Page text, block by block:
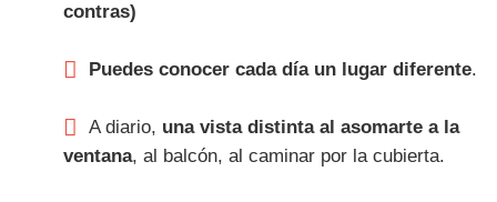
contras)
Puedes conocer cada día un lugar diferente.
A diario, una vista distinta al asomarte a la
ventana, al balcón, al caminar por la cubierta.